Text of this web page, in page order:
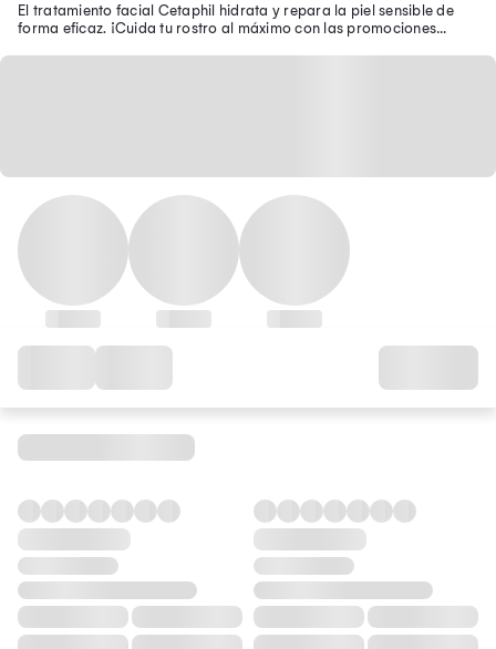
El tratamiento facial Cetaphil hidrata y repara la piel sensible de
forma eficaz. ¡Cuida tu rostro al máximo con las promociones